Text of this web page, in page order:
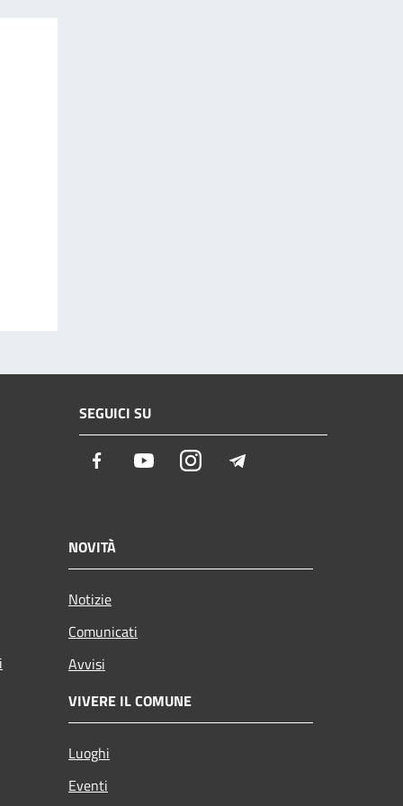
SEGUICI SU
Facebook YoutubeInstagram
NOVITÀ
Notizie
Comunicati
Avvisi
VIVERE IL COMUNE
Luoghi
Eventi